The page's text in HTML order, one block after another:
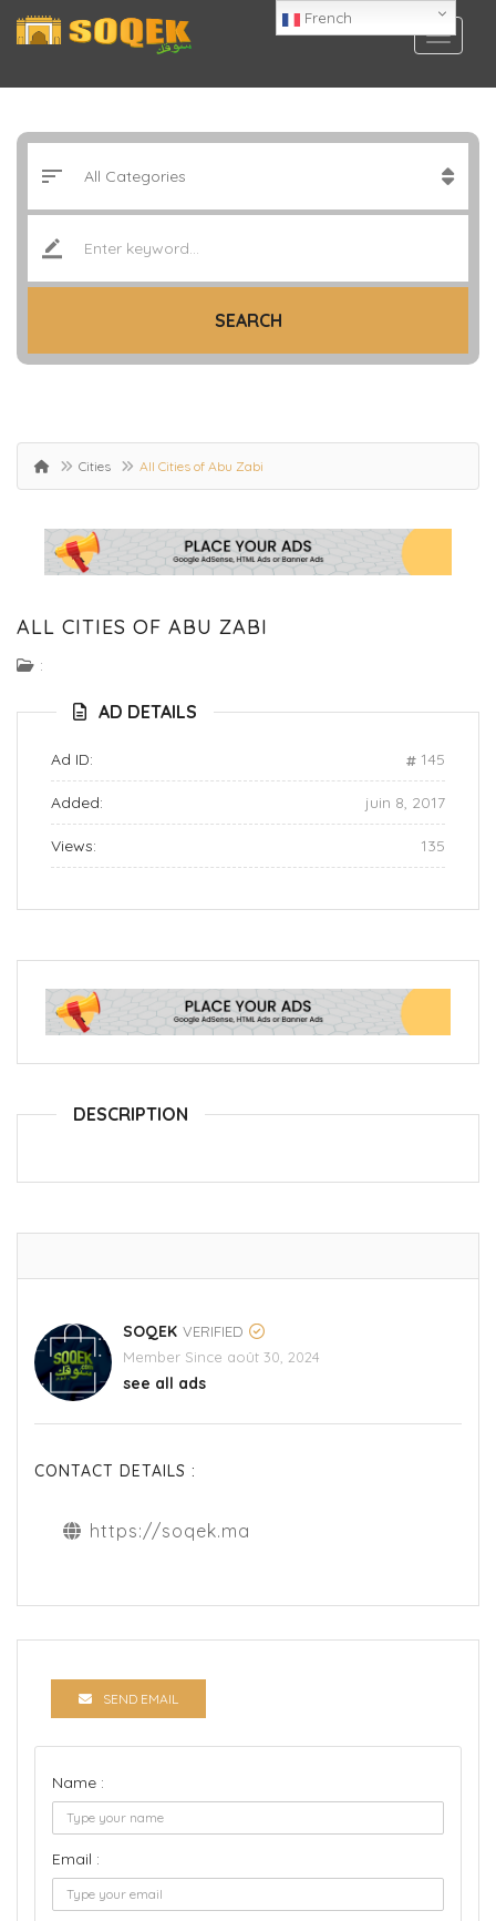
SEARCH
Cities All Cities of Abu Zabi
ALL CITIES OF ABU ZABI
:
AD DETAILS
Ad ID: 145
Added: juin 8, 2017
Views: 135
DESCRIPTION
SOQEK VERIFIED
Member Since août 30, 2024
see all ads
CONTACT DETAILS :
https://soqek.ma
SEND EMAIL
Name :
Email :
French